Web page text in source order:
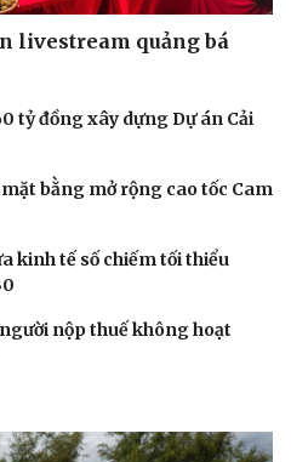
livestream quảng bá
tỷ đồng xây dựng Dự án Cải
bằng mở rộng cao tốc Cam
kinh tế số chiếm tối thiểu
nộp thuế không hoạt